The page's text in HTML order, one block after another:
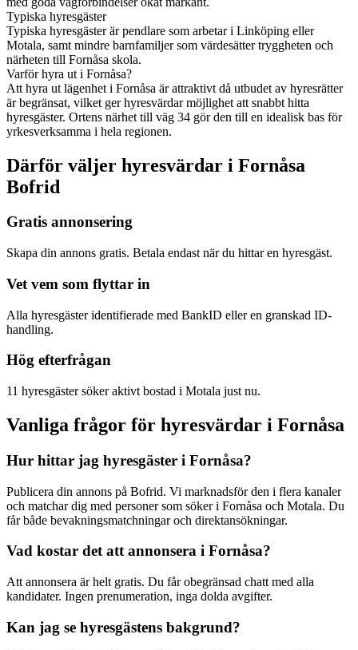
Typiska hyresgäster
Typiska hyresgäster är pendlare som arbetar i Linköping eller
Motala, samt mindre barnfamiljer som värdesätter tryggheten och
närheten till Fornåsa skola.
Varför hyra ut i Fornåsa?
Att hyra ut lägenhet i Fornåsa är attraktivt då utbudet av hyresrätter
är begränsat, vilket ger hyresvärdar möjlighet att snabbt hitta
hyresgäster. Ortens närhet till väg 34 gör den till en idealisk bas för
yrkesverksamma i hela regionen.
Därför väljer hyresvärdar i Fornåsa
Bofrid
Gratis annonsering
Skapa din annons gratis. Betala endast när du hittar en hyresgäst.
Vet vem som flyttar in
Alla hyresgäster identifierade med BankID eller en granskad ID-
handling.
Hög efterfrågan
11 hyresgäster söker aktivt bostad i Motala just nu.
Vanliga frågor för hyresvärdar i Fornåsa
Hur hittar jag hyresgäster i Fornåsa?
Publicera din annons på Bofrid. Vi marknadsför den i flera kanaler
och matchar dig med personer som söker i Fornåsa och Motala. Du
får både bevakningsmatchningar och direktansökningar.
Vad kostar det att annonsera i Fornåsa?
Att annonsera är helt gratis. Du får obegränsad chatt med alla
kandidater. Ingen prenumeration, inga dolda avgifter.
Kan jag se hyresgästens bakgrund?